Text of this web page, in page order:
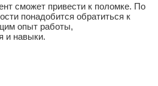
сможет привести к поломке. По
понадобится обратиться к
опыт работы,
и навыки.